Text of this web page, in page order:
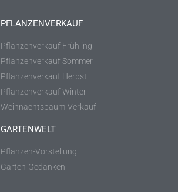
PFLANZENVERKAUF
Pflanzenverkauf Frühling
Pflanzenverkauf Sommer
Pflanzenverkauf Herbst
Pflanzenverkauf Winter
Weihnachtsbaum-Verkauf
GARTENWELT
Pflanzen-Vorstellung
Garten-Gedanken